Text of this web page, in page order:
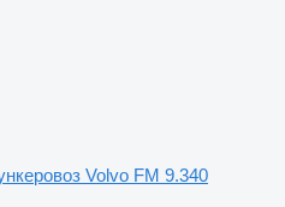
Volvo FM 9.340